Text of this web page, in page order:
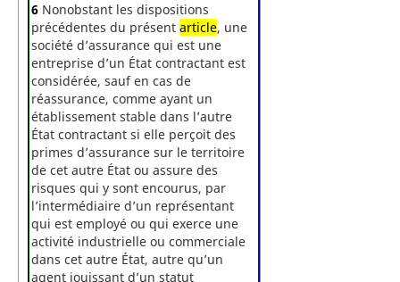
6 Nonobstant les dispositions
précédentes du présent article, une
société d’assurance qui est une
entreprise d’un État contractant est
considérée, sauf en cas de
réassurance, comme ayant un
établissement stable dans l’autre
État contractant si elle perçoit des
primes d’assurance sur le territoire
de cet autre État ou assure des
risques qui y sont encourus, par
l’intermédiaire d’un représentant
qui est employé ou qui exerce une
activité industrielle ou commerciale
dans cet autre État, autre qu’un
agent jouissant d’un statut